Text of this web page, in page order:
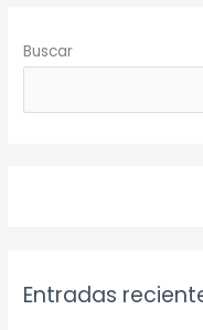
Buscar
Entradas